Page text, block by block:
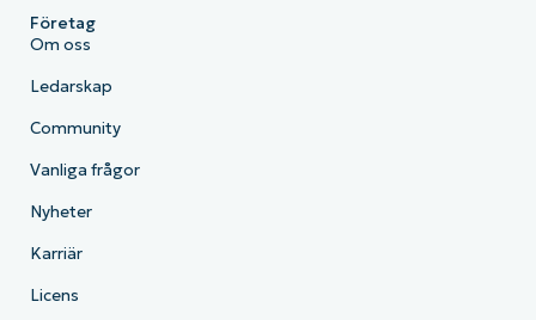
Företag
Om oss
Ledarskap
Community
Vanliga frågor
Nyheter
Karriär
Licens